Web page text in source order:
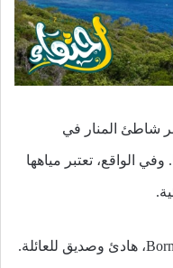
شاطئ المنار في
الواقع، تعتبر مياهها
شاطئ Estagnol، في Bormes-les-Mimosas، هادئ وصديق للعائلة.